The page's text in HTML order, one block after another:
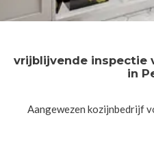
vrijblijvende inspectie
in
Aangewezen kozijnbedrijf